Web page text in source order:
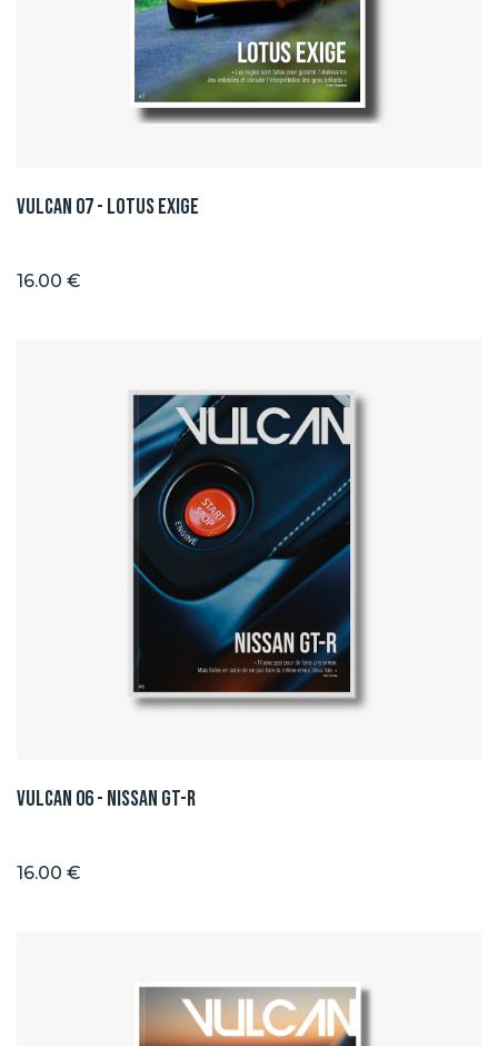
Vulcan 07 - Lotus Exige
16.00 €
Vulcan 06 - Nissan GT-R
16.00 €